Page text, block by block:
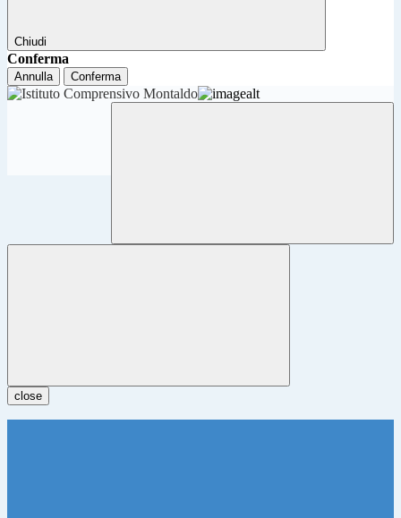
Chiudi
Conferma
Annulla Conferma
close